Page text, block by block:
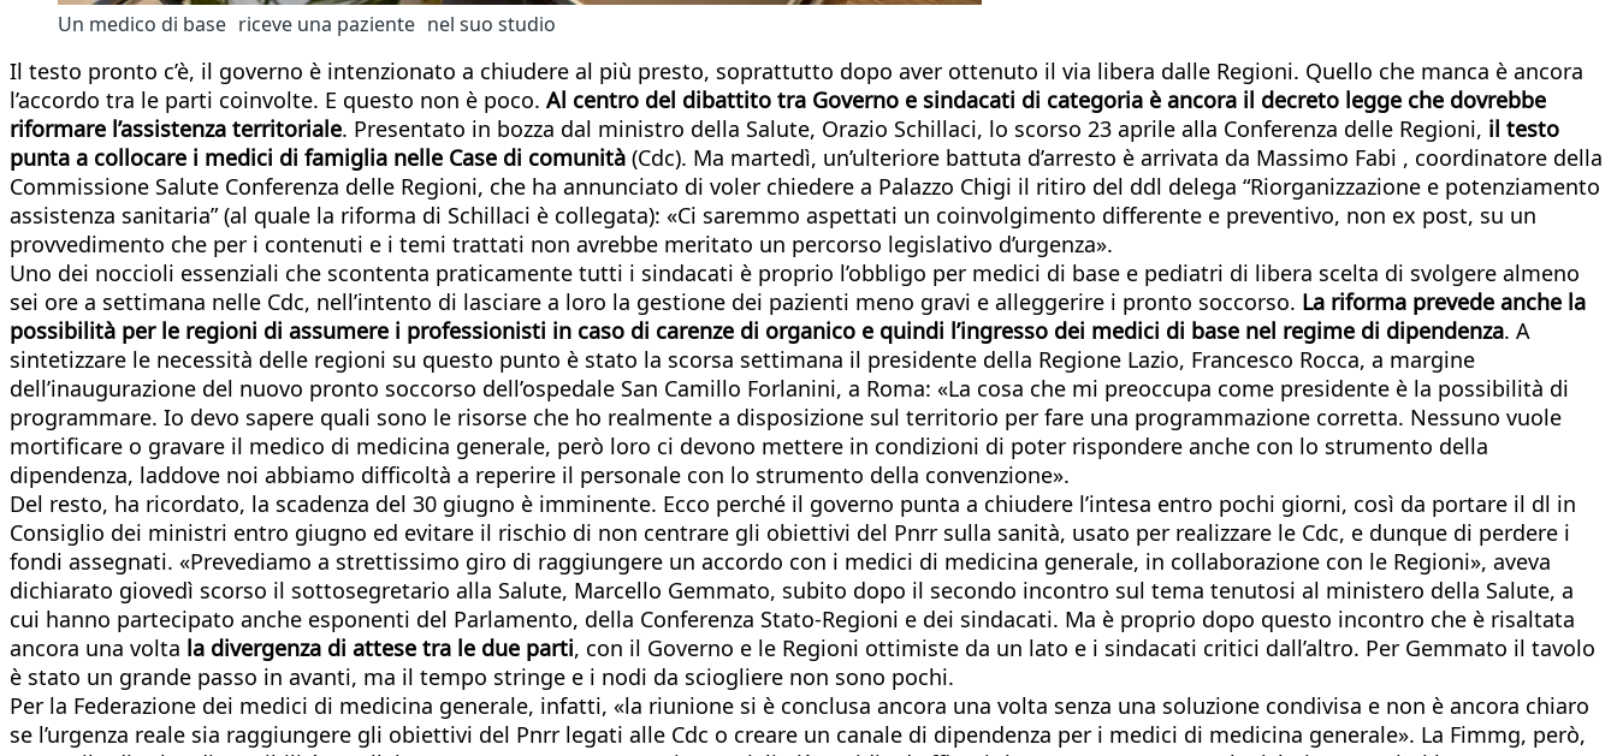
Un medico di base riceve una paziente nel suo studio
Il testo pronto c’è, il governo è intenzionato a chiudere al più presto, soprattutto dopo aver ottenuto il via libera dalle Regioni. Quello che manca è ancora
l’accordo tra le parti coinvolte. E questo non è poco. Al centro del dibattito tra Governo e sindacati di categoria è ancora il decreto legge che dovrebbe
riformare l’assistenza territoriale. Presentato in bozza dal ministro della Salute, Orazio Schillaci, lo scorso 23 aprile alla Conferenza delle Regioni, il testo
punta a collocare i medici di famiglia nelle Case di comunità (Cdc). Ma martedì, un’ulteriore battuta d’arresto è arrivata da Massimo Fabi , coordinatore della
Commissione Salute Conferenza delle Regioni, che ha annunciato di voler chiedere a Palazzo Chigi il ritiro del ddl delega “Riorganizzazione e potenziamento
assistenza sanitaria” (al quale la riforma di Schillaci è collegata): «Ci saremmo aspettati un coinvolgimento differente e preventivo, non ex post, su un
provvedimento che per i contenuti e i temi trattati non avrebbe meritato un percorso legislativo d’urgenza».
Uno dei noccioli essenziali che scontenta praticamente tutti i sindacati è proprio l’obbligo per medici di base e pediatri di libera scelta di svolgere almeno
sei ore a settimana nelle Cdc, nell’intento di lasciare a loro la gestione dei pazienti meno gravi e alleggerire i pronto soccorso. La riforma prevede anche la
possibilità per le regioni di assumere i professionisti in caso di carenze di organico e quindi l’ingresso dei medici di base nel regime di dipendenza. A
sintetizzare le necessità delle regioni su questo punto è stato la scorsa settimana il presidente della Regione Lazio, Francesco Rocca, a margine
dell’inaugurazione del nuovo pronto soccorso dell’ospedale San Camillo Forlanini, a Roma: «La cosa che mi preoccupa come presidente è la possibilità di
programmare. Io devo sapere quali sono le risorse che ho realmente a disposizione sul territorio per fare una programmazione corretta. Nessuno vuole
mortificare o gravare il medico di medicina generale, però loro ci devono mettere in condizioni di poter rispondere anche con lo strumento della
dipendenza, laddove noi abbiamo difficoltà a reperire il personale con lo strumento della convenzione».
Del resto, ha ricordato, la scadenza del 30 giugno è imminente. Ecco perché il governo punta a chiudere l’intesa entro pochi giorni, così da portare il dl in
Consiglio dei ministri entro giugno ed evitare il rischio di non centrare gli obiettivi del Pnrr sulla sanità, usato per realizzare le Cdc, e dunque di perdere i
fondi assegnati. «Prevediamo a strettissimo giro di raggiungere un accordo con i medici di medicina generale, in collaborazione con le Regioni», aveva
dichiarato giovedì scorso il sottosegretario alla Salute, Marcello Gemmato, subito dopo il secondo incontro sul tema tenutosi al ministero della Salute, a
cui hanno partecipato anche esponenti del Parlamento, della Conferenza Stato-Regioni e dei sindacati. Ma è proprio dopo questo incontro che è risaltata
ancora una volta la divergenza di attese tra le due parti, con il Governo e le Regioni ottimiste da un lato e i sindacati critici dall’altro. Per Gemmato il tavolo
è stato un grande passo in avanti, ma il tempo stringe e i nodi da sciogliere non sono pochi.
Per la Federazione dei medici di medicina generale, infatti, «la riunione si è conclusa ancora una volta senza una soluzione condivisa e non è ancora chiaro
se l’urgenza reale sia raggiungere gli obiettivi del Pnrr legati alle Cdc o creare un canale di dipendenza per i medici di medicina generale». La Fimmg, però,